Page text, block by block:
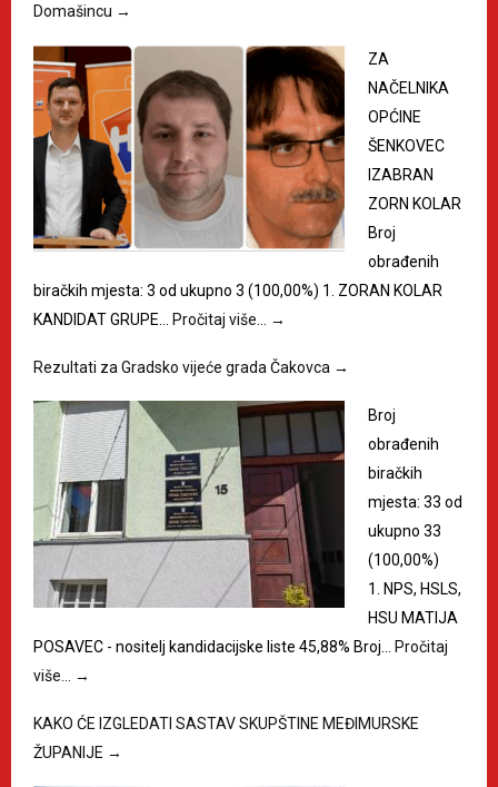
Domašincu →
ZA
NAČELNIKA
OPĆINE
ŠENKOVEC
IZABRAN
ZORN KOLAR
Broj
obrađenih
biračkih mjesta: 3 od ukupno 3 (100,00%) 1. ZORAN KOLAR
KANDIDAT GRUPE… Pročitaj više… →
Rezultati za Gradsko vijeće grada Čakovca →
Broj
obrađenih
biračkih
mjesta: 33 od
ukupno 33
(100,00%)
1. NPS, HSLS,
HSU MATIJA
POSAVEC - nositelj kandidacijske liste 45,88% Broj… Pročitaj
više… →
KAKO ĆE IZGLEDATI SASTAV SKUPŠTINE MEĐIMURSKE
ŽUPANIJE →